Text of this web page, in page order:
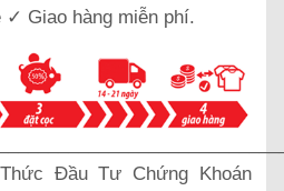
Giao hàng miễn phí.
Đầu Tư Chứng Khoán